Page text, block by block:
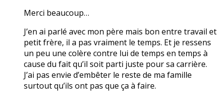
Merci beaucoup…
J’en ai parlé avec mon père mais bon entre travail et
petit frère, il a pas vraiment le temps. Et je ressens
un peu une colère contre lui de temps en temps à
cause du fait qu’il soit parti juste pour sa carrière.
J’ai pas envie d’embêter le reste de ma famille
surtout qu’ils ont pas que ça à faire.